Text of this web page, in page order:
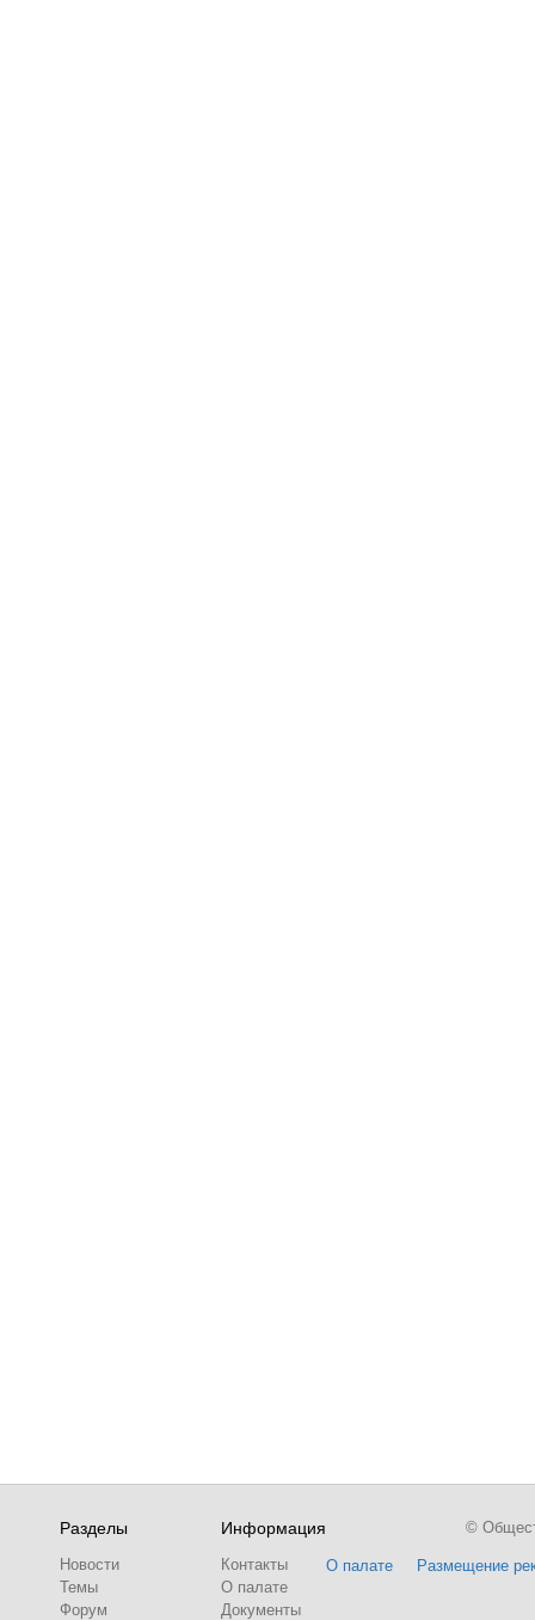
Разделы
Новости
Темы
Форум
Информация
Контакты
О палате
Документы
О палате Размещение
©